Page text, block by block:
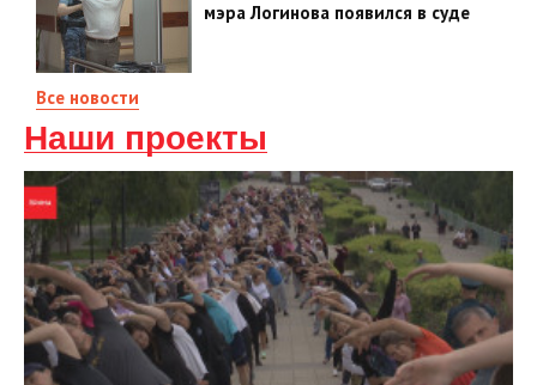
мэра Логинова появился в суде
Все новости
Наши проекты